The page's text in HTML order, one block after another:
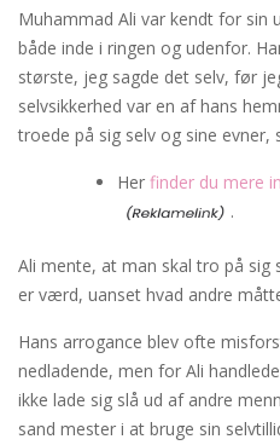
Muhammad Ali var kendt for sin
både inde i ringen og udenfor.
største, jeg sagde det selv, før
selvsikkerhed var en af hans
troede på sig selv og sine evner,
Her finder du mere
.
Ali mente, at man skal tro på sig
er værd, uanset hvad andre
Hans arrogance blev ofte
nedladende, men for Ali
ikke lade sig slå ud af andre
sand mester i at bruge sin